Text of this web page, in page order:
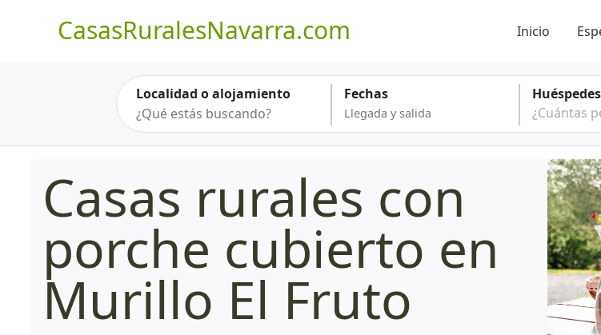
CasasRuralesNavarra.com Inicio
Localidad o alojamiento Fechas
Huéspedes
¿Cuántas
Casas rurales con
porche cubierto en
Murillo El Fruto